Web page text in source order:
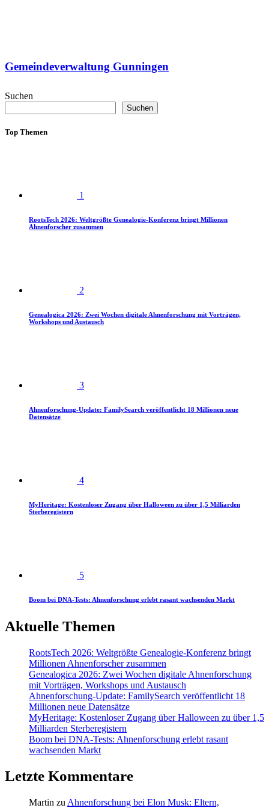
Gemeindeverwaltung Gunningen
Suchen
Suchen
Top Themen
1
RootsTech 2026: Weltgrößte Genealogie-Konferenz bringt Millionen
Ahnenforscher zusammen
2
Genealogica 2026: Zwei Wochen digitale Ahnenforschung mit Vorträgen,
Workshops und Austausch
3
Ahnenforschung-Update: FamilySearch veröffentlicht 18 Millionen neue
Datensätze
4
MyHeritage: Kostenloser Zugang über Halloween zu über 1,5 Milliarden
Sterberegistern
5
Boom bei DNA-Tests: Ahnenforschung erlebt rasant wachsenden Markt
Aktuelle Themen
RootsTech 2026: Weltgrößte Genealogie-Konferenz bringt
Millionen Ahnenforscher zusammen
Genealogica 2026: Zwei Wochen digitale Ahnenforschung
mit Vorträgen, Workshops und Austausch
Ahnenforschung-Update: FamilySearch veröffentlicht 18
Millionen neue Datensätze
MyHeritage: Kostenloser Zugang über Halloween zu über 1,5
Milliarden Sterberegistern
Boom bei DNA-Tests: Ahnenforschung erlebt rasant
wachsenden Markt
Letzte Kommentare
Martin zu Ahnenforschung bei Elon Musk: Eltern,